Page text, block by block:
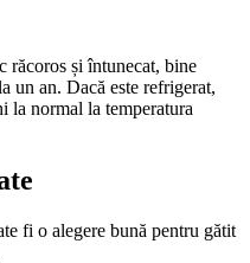
răcoros și întunecat, bine
un an. Dacă este refrigerat,
la normal la temperatura
fi o alegere bună pentru gătit